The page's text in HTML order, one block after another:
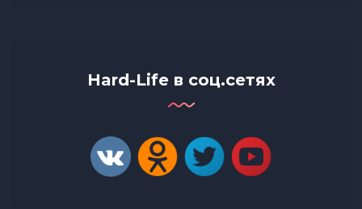
Hard-Life в соц.сетях